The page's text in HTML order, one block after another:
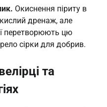
Окиснення піриту в
дренаж, але
перетворюють цю
сірки для добрив.
та